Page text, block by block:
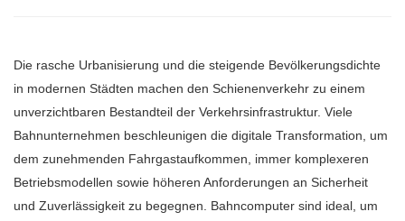
Die rasche Urbanisierung und die steigende Bevölkerungsdichte
in modernen Städten machen den Schienenverkehr zu einem
unverzichtbaren Bestandteil der Verkehrsinfrastruktur. Viele
Bahnunternehmen beschleunigen die digitale Transformation, um
dem zunehmenden Fahrgastaufkommen, immer komplexeren
Betriebsmodellen sowie höheren Anforderungen an Sicherheit
und Zuverlässigkeit zu begegnen. Bahncomputer sind ideal, um